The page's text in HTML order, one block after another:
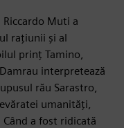
Muti a
rațiunii și al
prinț Tamino,
interpretează
rău Sarastro,
umanități,
Când a fost ridicată